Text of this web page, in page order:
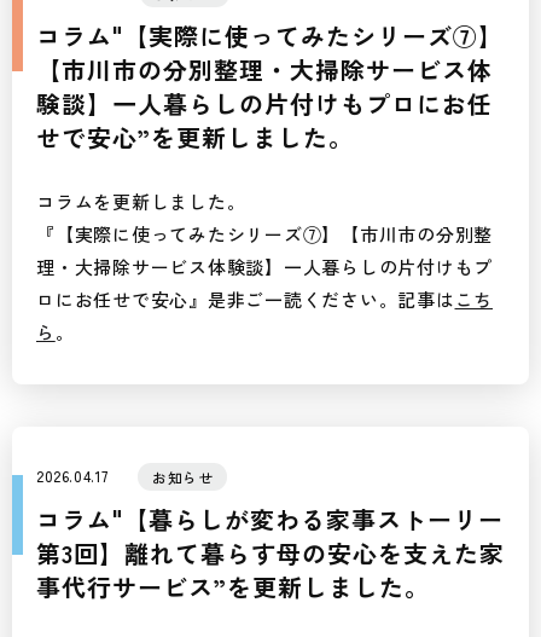
コラム"【実際に使ってみたシリーズ⑦】
【市川市の分別整理・大掃除サービス体
験談】一人暮らしの片付けもプロにお任
せで安心”を更新しました。
コラムを更新しました。
『【実際に使ってみたシリーズ⑦】【市川市の分別整
理・大掃除サービス体験談】一人暮らしの片付けもプ
ロにお任せで安心』是非ご一読ください。記事はこち
ら 。
2026.04.17 お知らせ
コラム"【暮らしが変わる家事ストーリー
第3回】離れて暮らす母の安心を支えた家
事代行サービス”を更新しました。